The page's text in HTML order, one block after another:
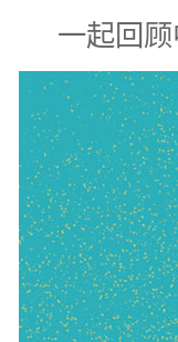
一起回顾